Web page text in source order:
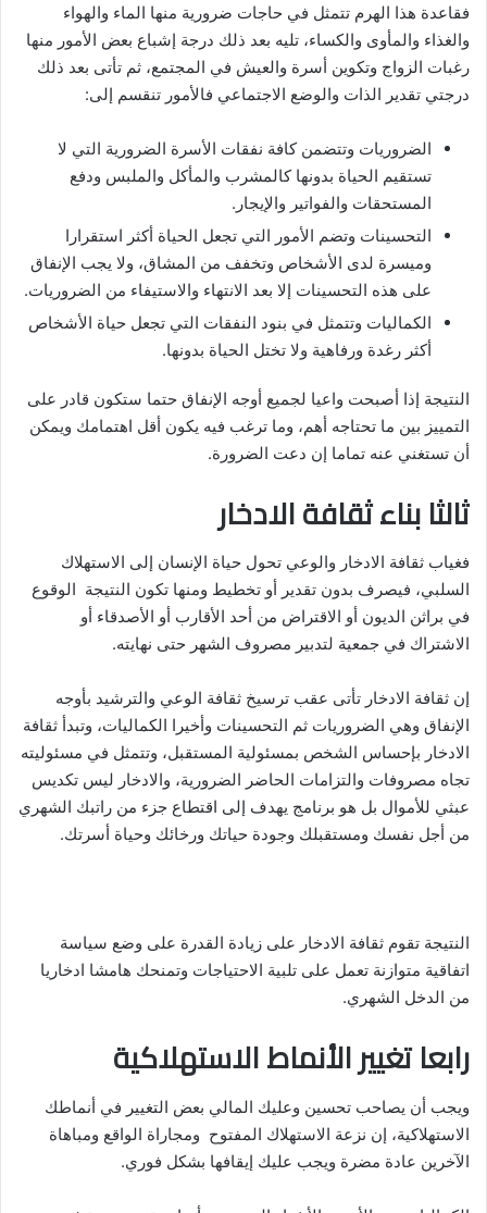
فقاعدة هذا الهرم تتمثل في حاجات ضرورية منها الماء والهواء
والغذاء والمأوى والكساء، تليه بعد ذلك درجة إشباع بعض الأمور منها
رغبات الزواج وتكوين أسرة والعيش في المجتمع، ثم تأتى بعد ذلك
درجتي تقدير الذات والوضع الاجتماعي فالأمور تنقسم إلى:
الضروريات وتتضمن كافة نفقات الأسرة الضرورية التي لا
تستقيم الحياة بدونها كالمشرب والمأكل والملبس ودفع
المستحقات والفواتير والإيجار.
التحسينات وتضم الأمور التي تجعل الحياة أكثر استقرارا
وميسرة لدى الأشخاص وتخفف من المشاق، ولا يجب الإنفاق
على هذه التحسينات إلا بعد الانتهاء والاستيفاء من الضروريات.
الكماليات وتتمثل في بنود النفقات التي تجعل حياة الأشخاص
أكثر رغدة ورفاهية ولا تختل الحياة بدونها.
النتيجة إذا أصبحت واعيا لجميع أوجه الإنفاق حتما ستكون قادر على
التمييز بين ما تحتاجه أهم، وما ترغب فيه يكون أقل اهتمامك ويمكن
أن تستغني عنه تماما إن دعت الضرورة.
ثالثا بناء ثقافة الادخار
فغياب ثقافة الادخار والوعي تحول حياة الإنسان إلى الاستهلاك
السلبي، فيصرف بدون تقدير أو تخطيط ومنها تكون النتيجة الوقوع
في براثن الديون أو الاقتراض من أحد الأقارب أو الأصدقاء أو
الاشتراك في جمعية لتدبير مصروف الشهر حتى نهايته.
إن ثقافة الادخار تأتى عقب ترسيخ ثقافة الوعي والترشيد بأوجه
الإنفاق وهي الضروريات ثم التحسينات وأخيرا الكماليات، وتبدأ ثقافة
الادخار بإحساس الشخص بمسئولية المستقبل، وتتمثل في مسئوليته
تجاه مصروفات والتزامات الحاضر الضرورية، والادخار ليس تكديس
عبثي للأموال بل هو برنامج يهدف إلى اقتطاع جزء من راتبك الشهري
من أجل نفسك ومستقبلك وجودة حياتك ورخائك وحياة أسرتك.
النتيجة تقوم ثقافة الادخار على زيادة القدرة على وضع سياسة
اتفاقية متوازنة تعمل على تلبية الاحتياجات وتمنحك هامشا ادخاريا
من الدخل الشهري.
رابعا تغيير الأنماط الاستهلاكية
ويجب أن يصاحب تحسين وعليك المالي بعض التغيير في أنماطك
الاستهلاكية، إن نزعة الاستهلاك المفتوح ومجاراة الواقع ومباهاة
الآخرين عادة مضرة ويجب عليك إيقافها بشكل فوري.